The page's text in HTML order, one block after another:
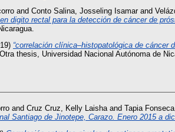
and Conto Salina, Josseling Isamarand
digito rectal para la detección de cáncer de
“correlación clínica–histopatológica de cáncer
Otra thesis, Universidad Nacional Autónoma de
and Cruz Cruz, Kelly Laishaand Tapia
Santiago de Jinotepe, Carazo. Enero 2015 a